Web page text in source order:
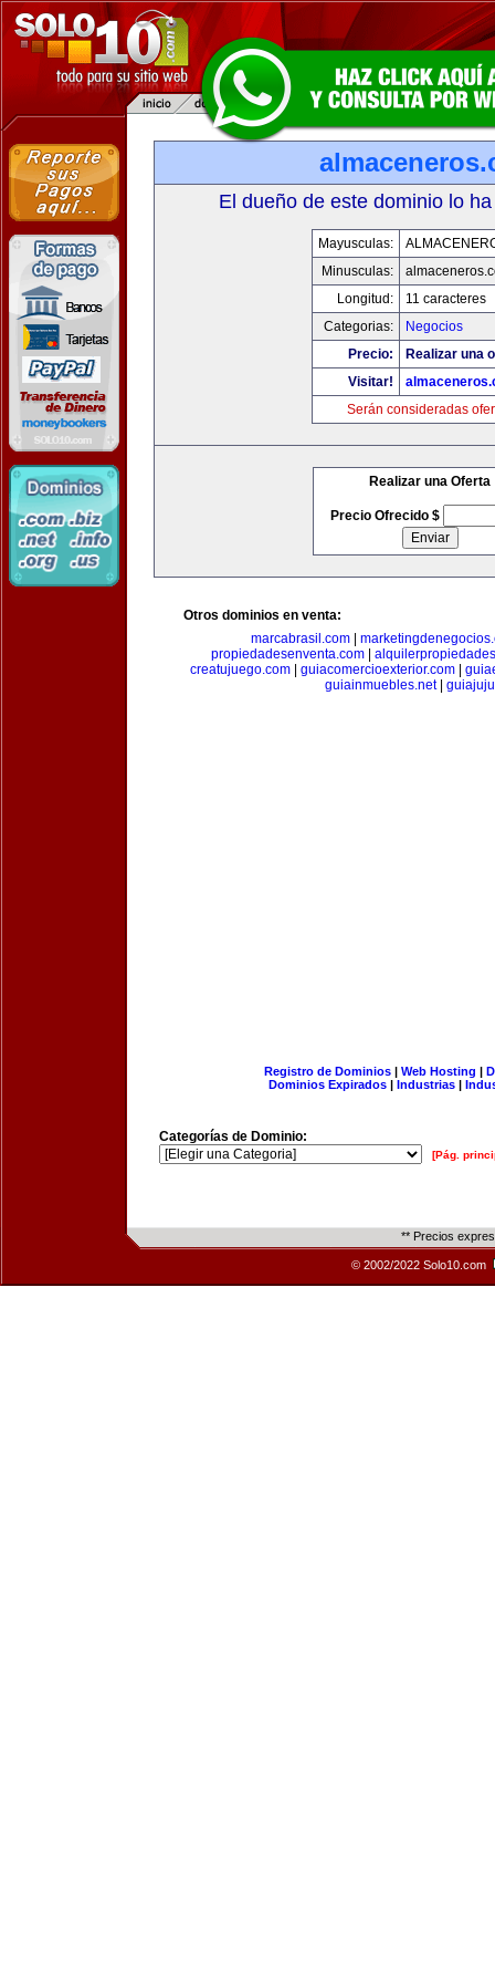
El dueño de este dominio lo
Mayusculas:
Minusculas:
Longitud:
11 caracteres
Categorias:
Negocios
Precio:
Realizar una
Visitar!
Serán consideradas
Realizar una Oferta
Precio Ofrecido $
Otros dominios en venta:
marcabrasil.com
propiedadesenventa.com
creatujuego.com| guiacomercioexterior.com|
guiainmuebles.net|
Registro de Dominios| Web Hosting |
Dominios Expirados | Industrias |
Categorías de Dominio:
[Pág.
** Precios
© 2002/2022 Solo10.com